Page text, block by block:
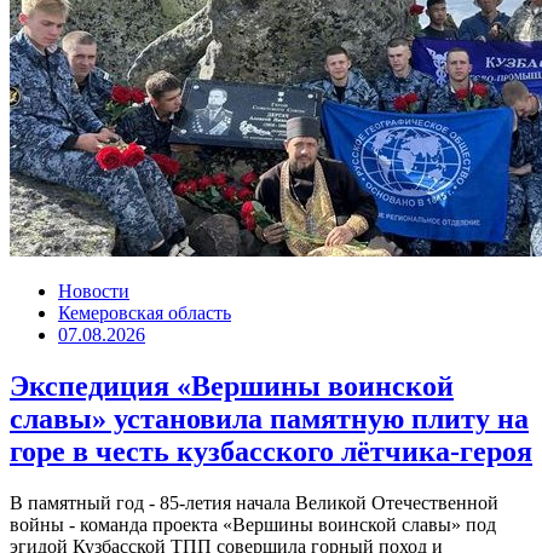
Новости
Кемеровская область
07.08.2026
Экспедиция «Вершины воинской
славы» установила памятную плиту на
горе в честь кузбасского лётчика-героя
В памятный год - 85-летия начала Великой Отечественной
войны - команда проекта «Вершины воинской славы» под
эгидой Кузбасской ТПП совершила горный поход и